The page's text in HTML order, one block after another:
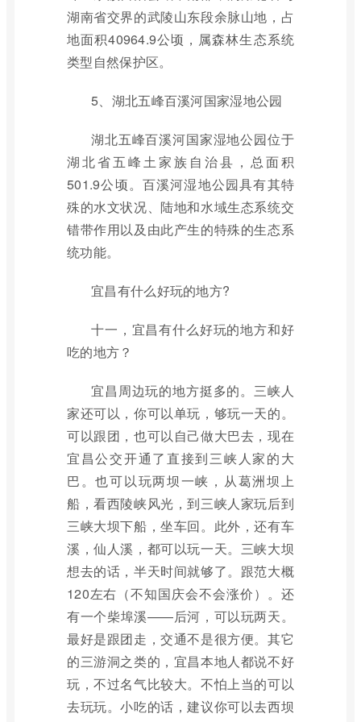
湖南省交界的武陵山东段余脉山地，占
地面积40964.9公顷，属森林生态系统
类型自然保护区。
5、湖北五峰百溪河国家湿地公园
湖北五峰百溪河国家湿地公园位于
湖北省五峰土家族自治县，总面积
501.9公顷。百溪河湿地公园具有其特
殊的水文状况、陆地和水域生态系统交
错带作用以及由此产生的特殊的生态系
统功能。
宜昌有什么好玩的地方?
十一，宜昌有什么好玩的地方和好
吃的地方？
宜昌周边玩的地方挺多的。三峡人
家还可以，你可以单玩，够玩一天的。
可以跟团，也可以自己做大巴去，现在
宜昌公交开通了直接到三峡人家的大
巴。也可以玩两坝一峡，从葛洲坝上
船，看西陵峡风光，到三峡人家玩后到
三峡大坝下船，坐车回。此外，还有车
溪，仙人溪，都可以玩一天。三峡大坝
想去的话，半天时间就够了。跟范大概
120左右（不知国庆会不会涨价）。还
有一个柴埠溪——后河，可以玩两天。
最好是跟团走，交通不是很方便。其它
的三游洞之类的，宜昌本地人都说不好
玩，不过名气比较大。不怕上当的可以
去玩玩。小吃的话，建议你可以去西坝